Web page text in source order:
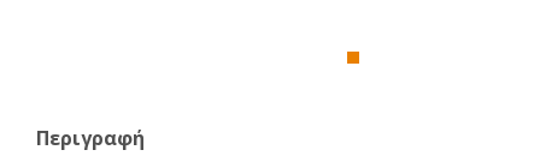
Περιγραφή